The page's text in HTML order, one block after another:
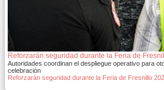
Reforzarán seguridad durante la Feria de
Autoridades coordinan el despliegue operativo para
celebración
Reforzarán seguridad durante la Feria de Fresnillo